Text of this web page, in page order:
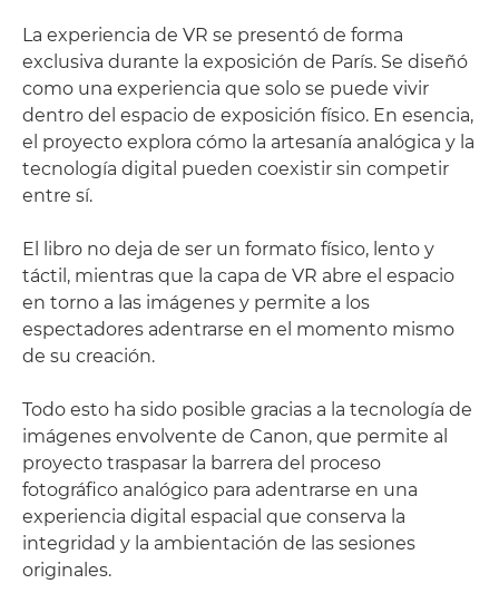
La experiencia de VR se presentó de forma
exclusiva durante la exposición de París. Se diseñó
como una experiencia que solo se puede vivir
dentro del espacio de exposición físico. En esencia,
el proyecto explora cómo la artesanía analógica y la
tecnología digital pueden coexistir sin competir
entre sí.
El libro no deja de ser un formato físico, lento y
táctil, mientras que la capa de VR abre el espacio
en torno a las imágenes y permite a los
espectadores adentrarse en el momento mismo
de su creación.
Todo esto ha sido posible gracias a la tecnología de
imágenes envolvente de Canon, que permite al
proyecto traspasar la barrera del proceso
fotográfico analógico para adentrarse en una
experiencia digital espacial que conserva la
integridad y la ambientación de las sesiones
originales.